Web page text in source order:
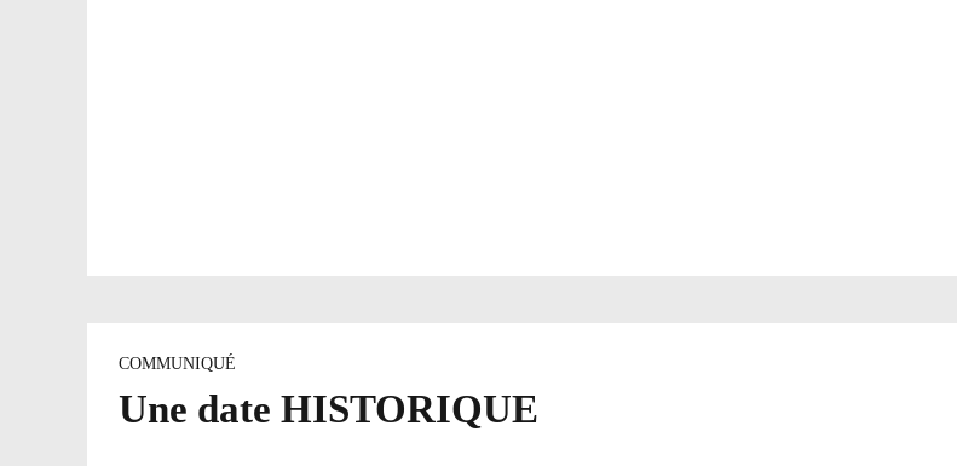
COMMUNIQUÉ
Une date HISTORIQUE